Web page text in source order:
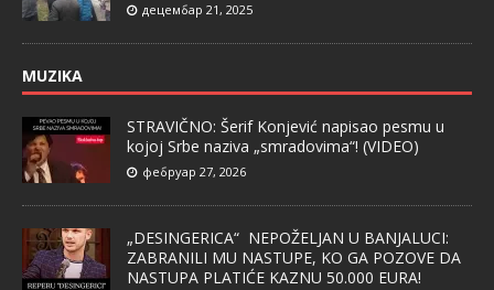
децембар 21, 2025
MUZIKA
STRAVIČNO: Šerif Konjević napisao pesmu u
kojoj Srbe naziva „smradovima“! (VIDEO)
фебруар 27, 2026
„DESINGERICA“ NEPOŽELJAN U BANJALUCI:
ZABRANILI MU NASTUPE, KO GA POZOVE DA
NASTUPA PLATIĆE KAZNU 50.000 EURA!